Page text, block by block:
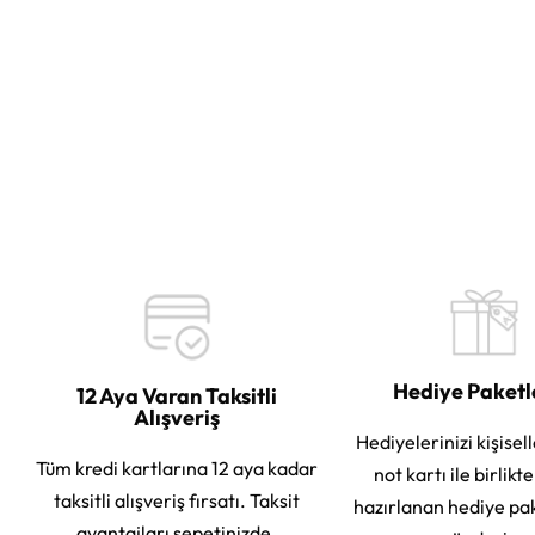
12 Aya Varan Taksitli
Alışveriş
Tüm kredi kartlarına 12 aya kadar
taksitli alışveriş fırsatı. Taksit
Hediye
Hediyelerinizi
not kartı ile
hazırlanan hediye